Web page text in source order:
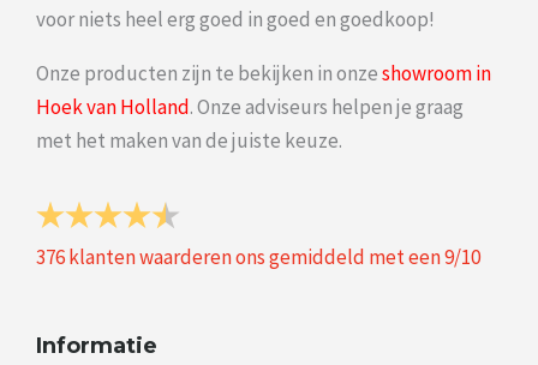
voor niets heel erg goed in goed en goedkoop!
Onze producten zijn te bekijken in onzeshowroom in
Hoek van Holland. Onze adviseurs helpen je graag
met het maken van de juiste keuze.
376klanten waarderen ons gemiddeld met een9/10
Informatie